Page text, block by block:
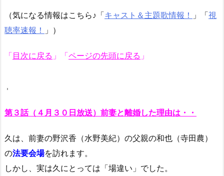
（気になる情報はこちら♪「キャスト＆主題歌情報！ 」「視
聴率速報！ 」）
「目次に戻る 」 「ページの先頭に戻る 」
第３話（４月３０日放送）前妻と離婚した理由は・・
久は、前妻の野沢香（水野美紀）の父親の和也（寺田農）
の法要会場を訪れます。
しかし、実は久にとっては「場違い」でした。